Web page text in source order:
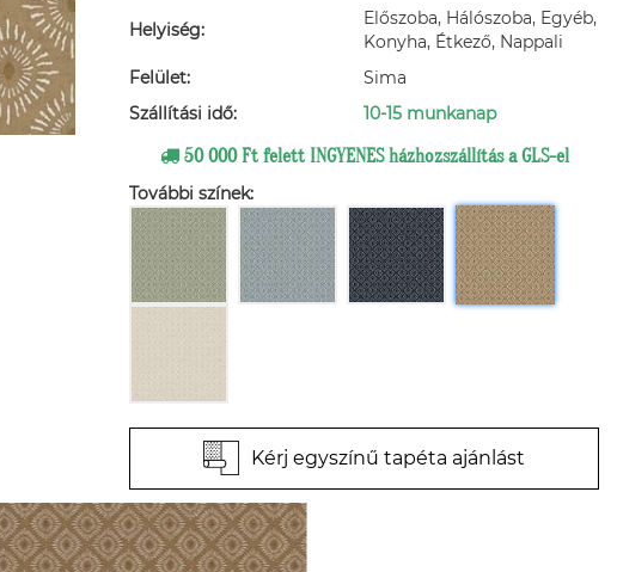
Helyiség:
Előszoba, Hálószoba, Egyéb,
Konyha, Étkező, Nappali
Felület:
Sima
Szállítási idő:
10-15 munkanap
50 000 Ft felett INGYENES házhozszállítás a GLS-el
További színek:
Kérj egyszínű tapéta ajánlást